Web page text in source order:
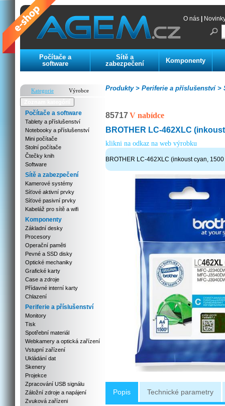
O nás
Počítače a
software
Sítě a
zabezpečení
Komponenty
Kategorie
Výrobce
Počítače a software
Tablety a příslušenství
Notebooky a příslušenství
Mini počítače
Stolní počítače
Čtečky knih
Software
Sítě a zabezpečení
Kamerové systémy
Síťové aktivní prvky
Síťové pasivní prvky
Kabeláž pro sítě a wifi
Komponenty
Základní desky
Procesory
Operační paměti
Pevné a SSD disky
Optické mechaniky
Grafické karty
Case a zdroje
Přídavné interní karty
Chlazení
Periferie a příslušenství
Monitory
Tisk
Spotřební materiál
Webkamery a optická zařízení
Vstupní zařízení
Ukládání dat
Skenery
Projekce
Zpracování USB signálu
Záložní zdroje a napájení
Zvuková zařízeni
Periferie a příslušenství >
Produkty >
85717V nabídce
BROTHER LC-462XLC
klikni na odkaz na web výrobku
BROTHER LC-462XLC (inkoust cyan, 1500
Popis Technické parametry